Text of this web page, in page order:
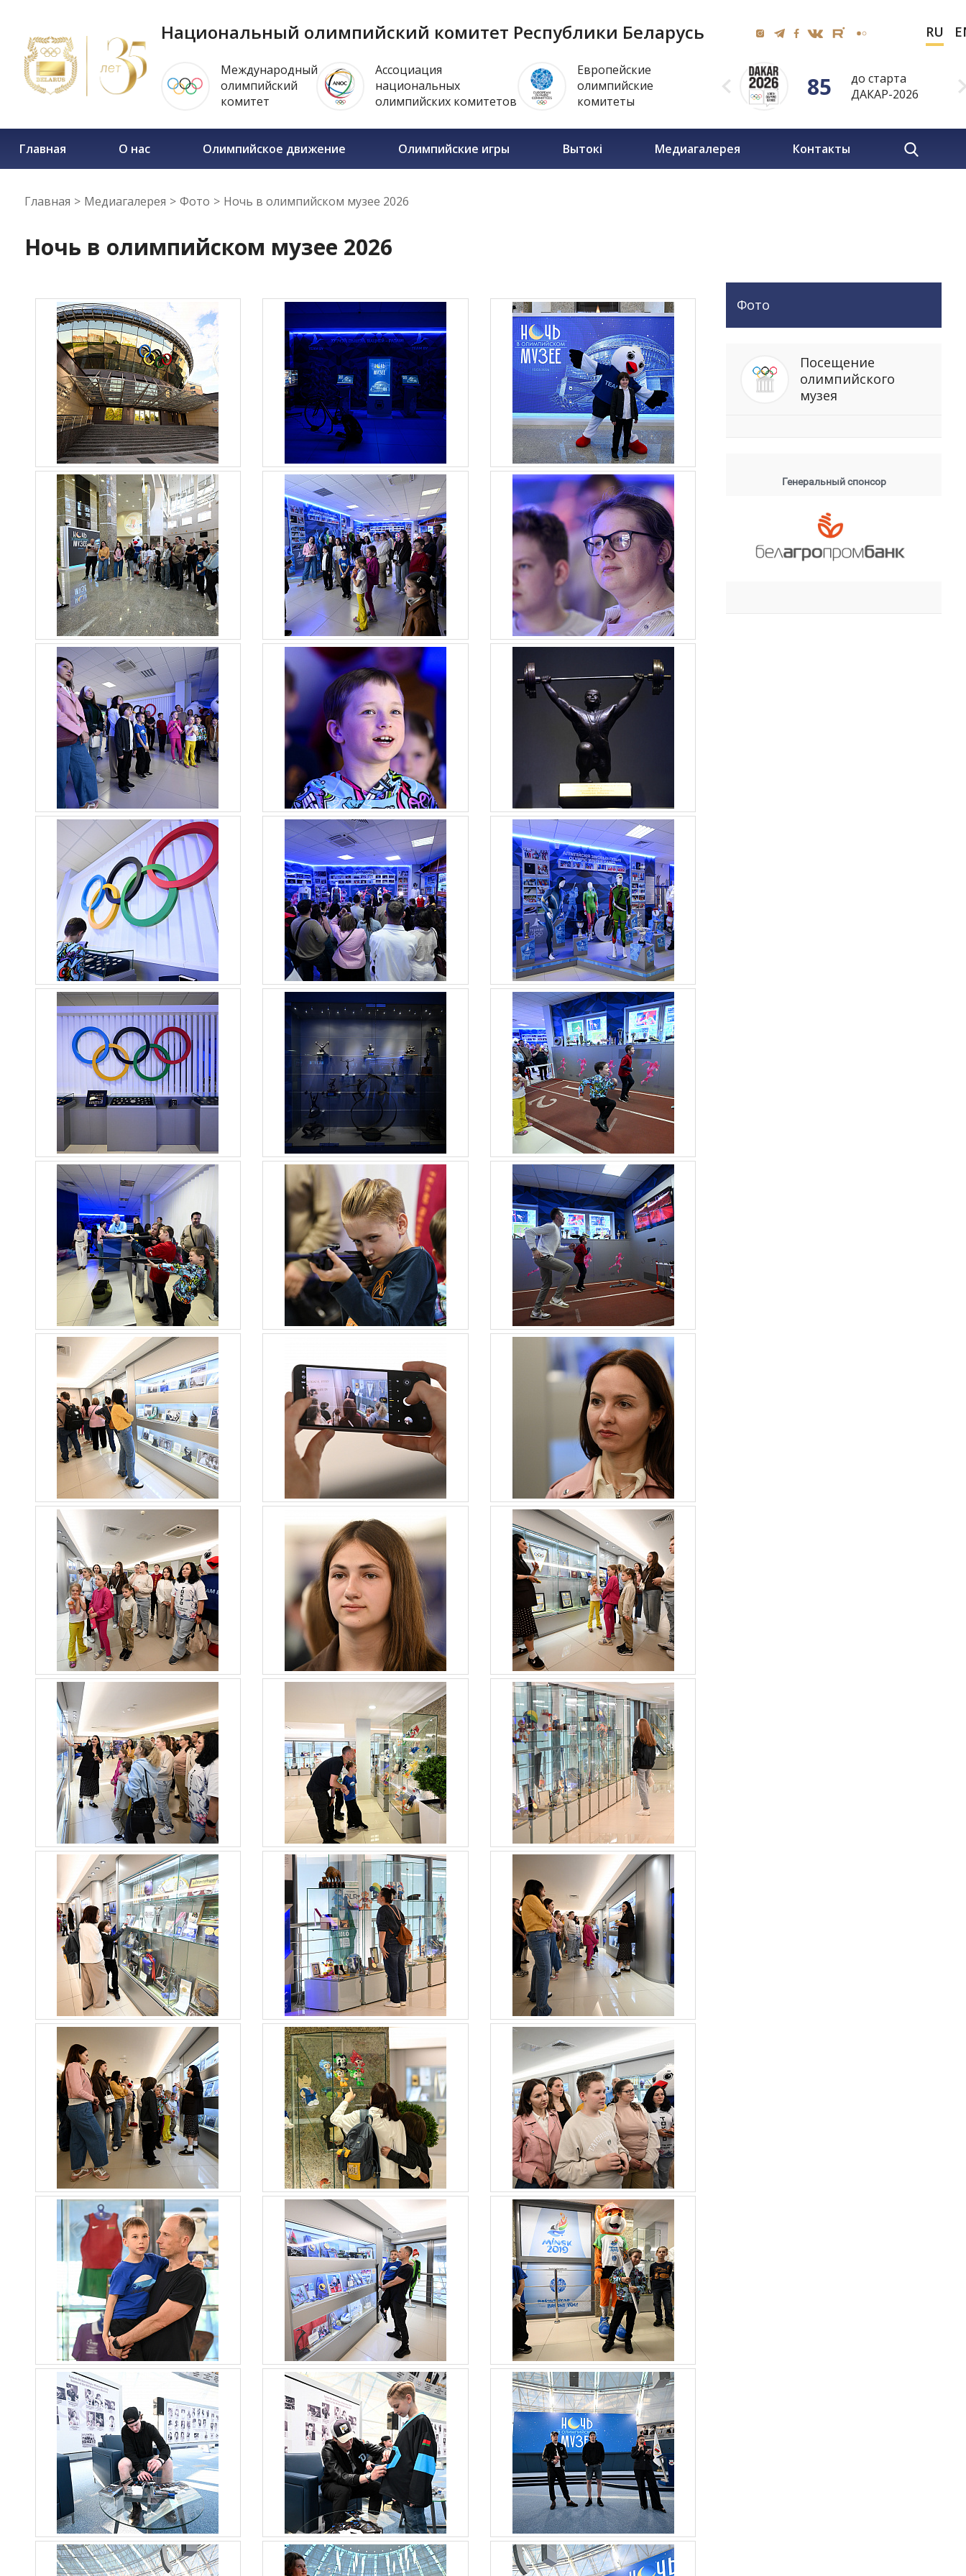
Национальный олимпийский комитет Республики Беларусь RU
Международный
олимпийский
комитет
Ассоциация
национальных
олимпийских комитетов
Европейские
олимпийские
комитеты
85
до старта
ДАКАР-2026
Главная О нас Олимпийское движение Олимпийские игры Вытокi Медиагалерея Контакты
Главная > Медиагалерея > Фото > Ночь в олимпийском музее 2026
Ночь в олимпийском музее 2026
Фото
Посещение
олимпийского
музея
Генеральный спонсор